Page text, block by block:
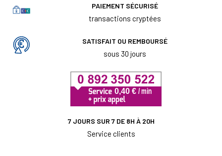
PAIEMENT SÉCURISÉ
transactions cryptées
SATISFAIT OU REMBOURSÉ
sous 30 jours
7 JOURS SUR 7 DE 8H À 20H
Service clients